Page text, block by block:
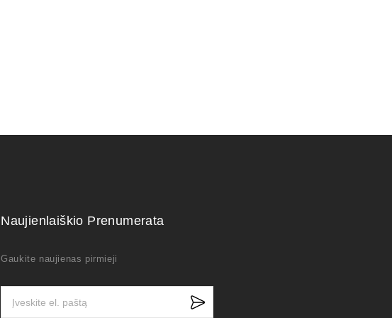
Naujienlaiškio Prenumerata
Gaukite naujienas pirmieji